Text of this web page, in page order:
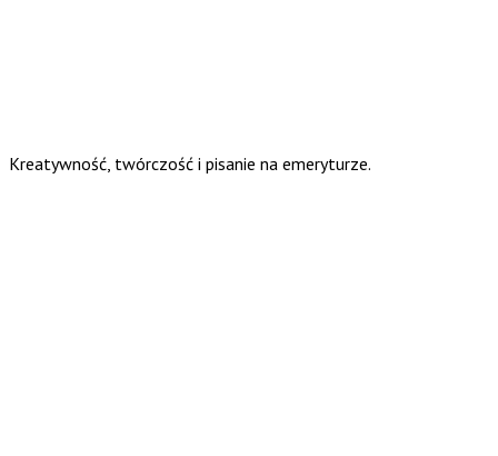
Kreatywność, twórczość i pisanie na emeryturze.